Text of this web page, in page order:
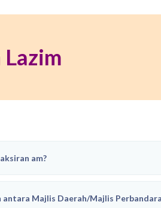
Lazim
am?
antara Majlis Daerah/Majlis